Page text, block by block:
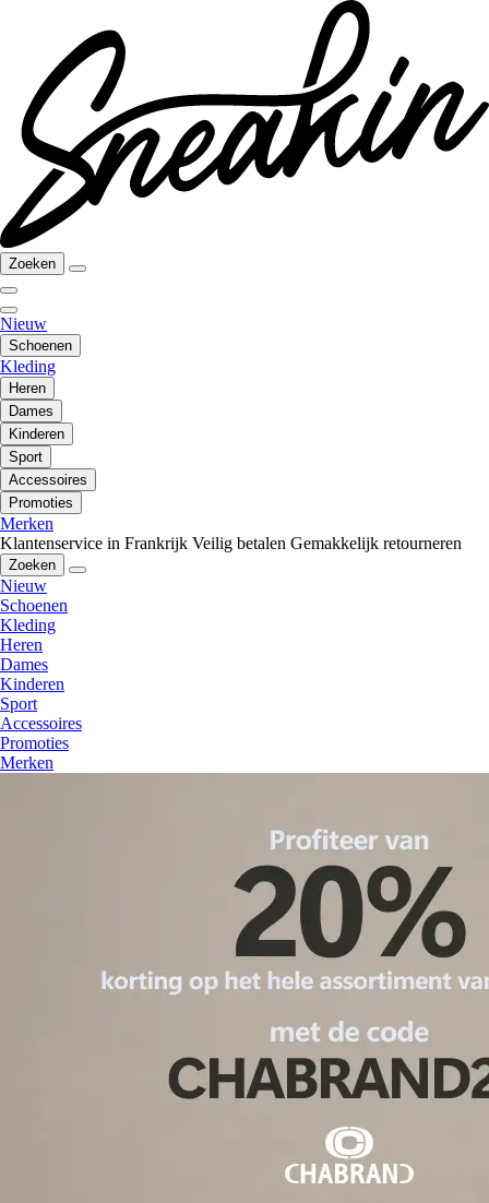
Zoeken
Nieuw
Schoenen
Kleding
Heren
Dames
Kinderen
Sport
Accessoires
Promoties
Merken
Klantenservice in Frankrijk Veilig betalen Gemakkelijk retourneren
Zoeken
Nieuw
Schoenen
Kleding
Heren
Dames
Kinderen
Sport
Accessoires
Promoties
Merken